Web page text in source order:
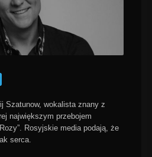
Szatunow, wokalista znany z
największym przebojem
Rosyjskie media podają, że
serca.